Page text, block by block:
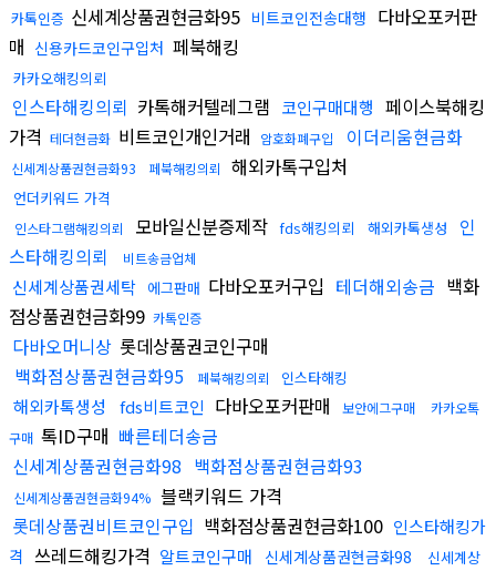
카톡인증 신세계상품권현금화95 비트코인전송대행 다바오포커판
매 신용카드코인구입처 페북해킹
카카오해킹의뢰
인스타해킹의뢰 카톡해커텔레그램 코인구매대행 페이스북해킹
가격 테더현금화 비트코인개인거래 암호화폐구입 이더리움현금화
신세계상품권현금화93 페북해킹의뢰 해외카톡구입처
언더키워드 가격
인스타그램해킹의뢰 모바일신분증제작 fds해킹의뢰 해외카톡생성
인
스타해킹의뢰
비트송금업체
신세계상품권세탁 에그판매 다바오포커구입 테더해외송금 백화
점상품권현금화99 카톡인증
다바오머니상 롯데상품권코인구매
백화점상품권현금화95
페북해킹의뢰 인스타해킹
해외카톡생성 fds비트코인 다바오포커판매 보안에그구매
카카오톡
구매 톡ID구매 빠른테더송금
신세계상품권현금화98 백화점상품권현금화93
신세계상품권현금화94% 블랙키워드 가격
롯데상품권비트코인구입 백화점상품권현금화100 인스타해킹가
격 쓰레드해킹가격 알트코인구매 신세계상품권현금화98
신세계상